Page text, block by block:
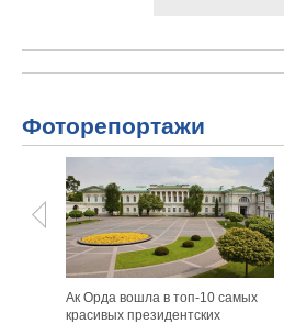
Фоторепортажи
Ак Орда вошла в топ-10 самых
красивых президентских